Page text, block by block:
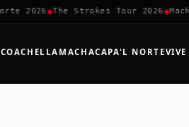
2026✱The Strokes Tour 2026✱
COACHELLA MACHACAPA'L NORTE